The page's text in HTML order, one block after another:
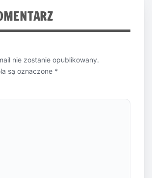
nie zostanie opublikowany.
są oznaczone *